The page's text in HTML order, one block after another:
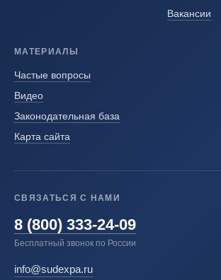
Вакансии
МАТЕРИАЛЫ
Частые вопросы
Видео
Законодательная база
Карта сайта
СВЯЗАТЬСЯ С НАМИ
8 (800) 333-24-09
Бесплатный звонок по России
info@sudexpa.ru